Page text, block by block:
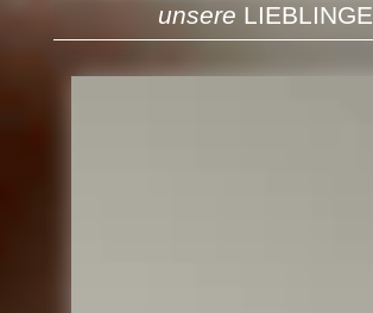
unsere LIEBLINGE